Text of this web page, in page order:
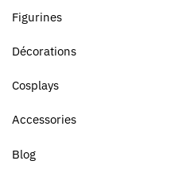
Figurines
Décorations
Cosplays
Accessories
Blog